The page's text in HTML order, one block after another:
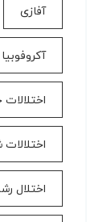
آفازی
آکروفوبیا
اختلال